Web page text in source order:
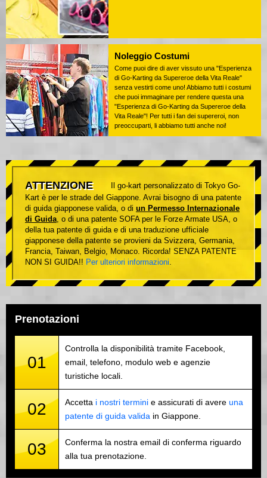
Noleggio Costumi
Come puoi dire di aver vissuto una "Esperienza
di Go-Karting da Supereroe della Vita Reale"
senza vestirti come uno! Abbiamo tutti i costumi
che puoi immaginare per rendere questa una
"Esperienza di Go-Karting da Supereroe della
Vita Reale"! Per tutti i fan dei supereroi, non
preoccuparti, li abbiamo tutti anche noi!
ATTENZIONE
Il go-kart personalizzato di Tokyo Go-
Kart è per le strade del Giappone. Avrai bisogno di una patente
di guida giapponese valida, o di un Permesso Internazionale
di Guida, o di una patente SOFA per le Forze Armate USA, o
della tua patente di guida e di una traduzione ufficiale
giapponese della patente se provieni da Svizzera, Germania,
Francia, Taiwan, Belgio, Monaco. Ricorda! SENZA PATENTE
NON SI GUIDA!! Per ulteriori informazioni.
Prenotazioni
01
Controlla la disponibilità tramite Facebook,
email, telefono, modulo web e agenzie
turistiche locali.
02 Accetta i nostri termini e assicurati di avere una
patente di guida valida in Giappone.
03
Conferma la nostra email di conferma riguardo
alla tua prenotazione.